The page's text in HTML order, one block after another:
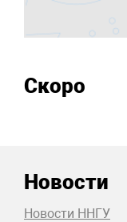
Скоро
Новости
Новости ННГУ